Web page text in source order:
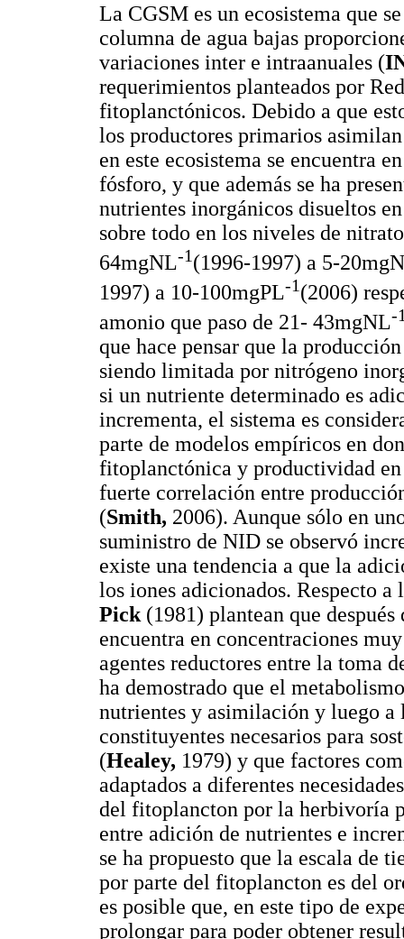
La CGSM es un ecosistema que
columna de agua bajas
variaciones inter e intraanuales (
requerimientos planteados por
fitoplanctónicos. Debido a que
los productores primarios
en este ecosistema se encuentra
fósforo, y que además se ha
nutrientes inorgánicos disueltos
sobre todo en los niveles de
64mgNL-1(1996-1997) a 5-
1997) a 10-100mgPL-1(2006)
amonio que paso de 21- 43mgNL-
que hace pensar que la
siendo limitada por nitrógeno
si un nutriente determinado es
incrementa, el sistema es
parte de modelos empíricos en
fitoplanctónica y productividad en
fuerte correlación entre
(Smith, 2006). Aunque sólo en
suministro de NID se observó
existe una tendencia a que la
los iones adicionados. Respecto
Pick (1981) plantean que
encuentra en concentraciones
agentes reductores entre la toma
ha demostrado que el
nutrientes y asimilación y luego a
constituyentes necesarios para
(Healey, 1979) y que factores
adaptados a diferentes
del fitoplancton por la herbivoría
entre adición de nutrientes e
se ha propuesto que la escala de
por parte del fitoplancton es del
es posible que, en este tipo de
prolongar para poder obtener